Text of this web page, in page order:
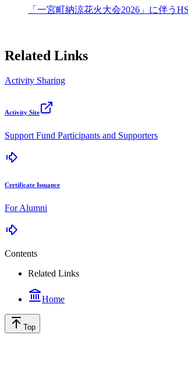
「一宮町納涼花火大会2026」に伴う
Related Links
Activity Sharing
Activity Site
Support Fund Participants and Supporters
Certificate Issuance
For Alumni
Contents
Related Links
Home
Top